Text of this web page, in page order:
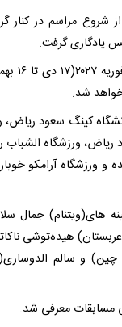
شروع مراسم در کنار
یادگاری گرفت.
شد.
کینگ سعود ریاض،
ورزشگاه الشباب
ورزشگاه آرامکو
های(ویتنام) جمال
هیده‌توشی
و سالم
مسابقات معرفی شد.